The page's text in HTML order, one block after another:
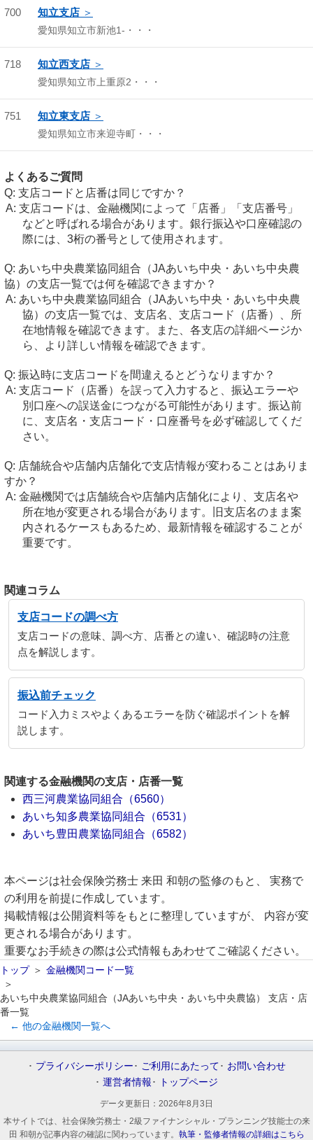
700 知立支店
愛知県知立市新池1-・・・
718 知立西支店
愛知県知立市上重原2・・・
751 知立東支店
愛知県知立市来迎寺町・・・
よくあるご質問
支店コードと店番は同じですか？
支店コードは、金融機関によって「店番」「支店番号」
などと呼ばれる場合があります。銀行振込や口座確認の
際には、3桁の番号として使用されます。
あいち中央農業協同組合（JAあいち中央・あいち中央農
協）の支店一覧では何を確認できますか？
あいち中央農業協同組合（JAあいち中央・あいち中央農
協）の支店一覧では、支店名、支店コード（店番）、所
在地情報を確認できます。また、各支店の詳細ページか
ら、より詳しい情報を確認できます。
振込時に支店コードを間違えるとどうなりますか？
支店コード（店番）を誤って入力すると、振込エラーや
別口座への誤送金につながる可能性があります。振込前
に、支店名・支店コード・口座番号を必ず確認してくだ
さい。
店舗統合や店舗内店舗化で支店情報が変わることはありま
すか？
金融機関では店舗統合や店舗内店舗化により、支店名や
所在地が変更される場合があります。旧支店名のまま案
内されるケースもあるため、最新情報を確認することが
重要です。
関連コラム
支店コードの調べ方
支店コードの意味、調べ方、店番との違い、確認時の注意
点を解説します。
振込前チェック
コード入力ミスやよくあるエラーを防ぐ確認ポイントを解
説します。
関連する金融機関の支店・店番一覧
西三河農業協同組合（6560）
あいち知多農業協同組合（6531）
あいち豊田農業協同組合（6582）
本ページは社会保険労務士 来田 和朝の監修のもと、 実務で
の利用を前提に作成しています。
掲載情報は公開資料等をもとに整理していますが、 内容が変
更される場合があります。
重要なお手続きの際は公式情報もあわせてご確認ください。
トップ 金融機関コード一覧
あいち中央農業協同組合（JAあいち中央・あいち中央農協） 支店・店
番一覧
← 他の金融機関一覧へ
プライバシーポリシー ご利用にあたって
お問い合わせ
運営者情報
トップページ
データ更新日： 2026年8月3日
本サイトでは、社会保険労務士・2級ファイナンシャル・プランニング技能士の来
田 和朝が記事内容の確認に関わっています。 執筆・監修者情報の詳細はこちら